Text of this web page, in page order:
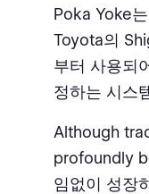
Poka Yoke
Toyota의
부터 사용되
정하는 시스
Although
profoundly
임없이 성장